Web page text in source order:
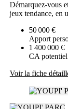
Démarquez-vous
jeux tendance, en
50 000 €
Apport
1 400 000 €
CA potentiel
Voir la fiche